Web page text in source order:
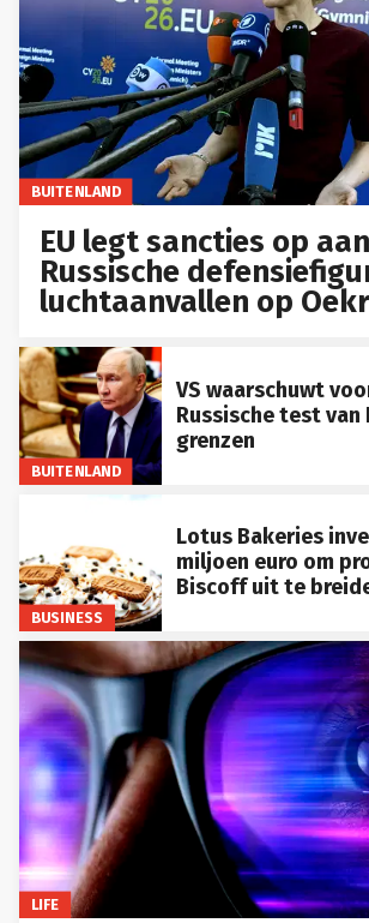
BUITENLAND
EU legt sancties op aan
Russische
luchtaanvallen op
BUITENLAND
VS waarschuwt
Russische test van
grenzen
BUSINESS
Lotus Bakeries
miljoen euro om
Biscoff uit te
LIFE